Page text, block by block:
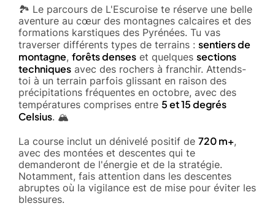
🏞️ Le parcours de L'Escuroise te réserve une belle
aventure au cœur des montagnes calcaires et des
formations karstiques des Pyrénées. Tu vas
traverser différents types de terrains : sentiers de
montagne, forêts denses et quelques sections
techniques avec des rochers à franchir. Attends-
toi à un terrain parfois glissant en raison des
précipitations fréquentes en octobre, avec des
températures comprises entre 5 et 15 degrés
Celsius. 🏔️
La course inclut un dénivelé positif de 720 m+,
avec des montées et descentes qui te
demanderont de l'énergie et de la stratégie.
Notamment, fais attention dans les descentes
abruptes où la vigilance est de mise pour éviter les
blessures.